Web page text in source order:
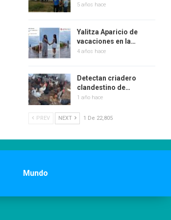
5 años hace
Yalitza Aparicio de
vacaciones en la…
4 años hace
Detectan criadero
clandestino de…
1 año hace
PREV NEXT 1 De 22,805
Mundo